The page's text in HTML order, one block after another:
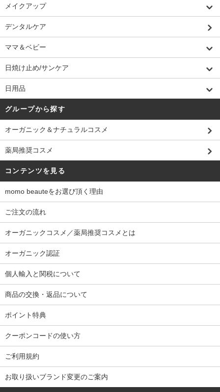
メイクアップ
デンタルケア
ママ＆ベビー
日焼け止め/サンケア
日用品
グループから探す
オーガニック＆ナチュラルコスメ
薬局推奨コスメ
コンテンツを見る
momo beauteをお選び頂く理由
ご注文の流れ
オーガニックコスメ／薬局推奨コスメとは
オーガニック認証
個人輸入と関税について
商品の交換・返品について
ポイント特典
クーポンコードの使い方
ご利用規約
お取り扱いブランド変更のご案内